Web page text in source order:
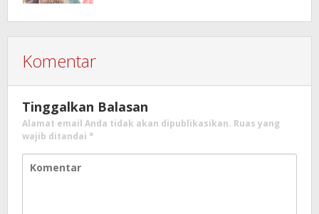
Komentar
Tinggalkan Balasan
Alamat email Anda tidak akan dipublikasikan. Ruas yang
wajib ditandai *